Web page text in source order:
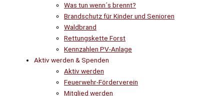
Was tun wenn´s brennt?
Brandschutz für Kinder und Senioren
Waldbrand
Rettungskette Forst
Kennzahlen PV-Anlage
Aktiv werden & Spenden
Aktiv werden
Feuerwehr-Förderverein
Mitglied werden